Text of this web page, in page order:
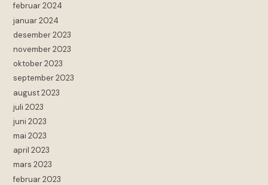
februar 2024
januar 2024
desember 2023
november 2023
oktober 2023
september 2023
august 2023
juli 2023
juni 2023
mai 2023
april 2023
mars 2023
februar 2023